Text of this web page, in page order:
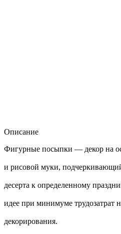
Описание
Фигурные посыпки — декор на
и рисовой муки,
десерта к определенному
идее при минимуме трудозатрат
декорирования.